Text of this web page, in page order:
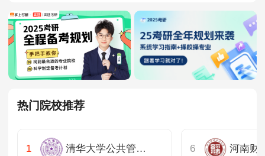
热门院校推荐
清华大学公共管理学院